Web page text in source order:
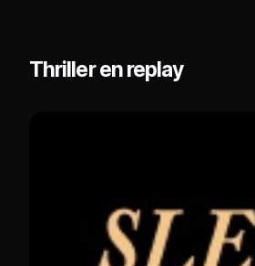
Thriller en replay